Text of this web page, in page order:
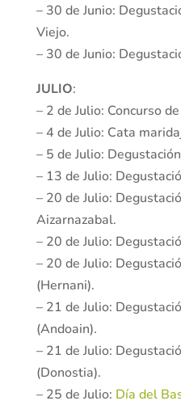
– 30 de Junio:
Viejo.
– 30 de Junio:
JULIO:
– 2 de Julio: Concurso
– 4 de Julio: Cata
– 5 de Julio:
– 13 de Julio:
– 20 de Julio:
Aizarnazabal.
– 20 de Julio:
– 20 de Julio:
(Hernani).
– 21 de Julio:
(Andoain).
– 21 de Julio:
(Donostia).
– 25 de Julio: Día del